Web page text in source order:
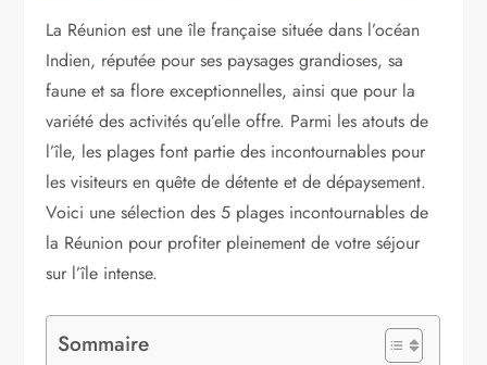
La Réunion est une île française située dans l’océan
Indien, réputée pour ses paysages grandioses, sa
faune et sa flore exceptionnelles, ainsi que pour la
variété des activités qu’elle offre. Parmi les atouts de
l’île, les plages font partie des incontournables pour
les visiteurs en quête de détente et de dépaysement.
Voici une sélection des 5 plages incontournables de
la Réunion pour profiter pleinement de votre séjour
sur l’île intense.
Sommaire